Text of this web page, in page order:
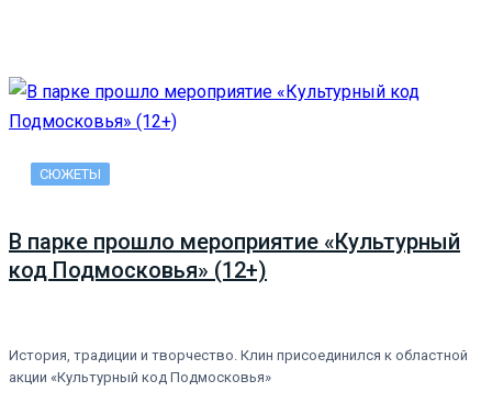
СЮЖЕТЫ
В парке прошло мероприятие «Культурный
код Подмосковья» (12+)
История, традиции и творчество. Клин присоединился к областной
акции «Культурный код Подмосковья»